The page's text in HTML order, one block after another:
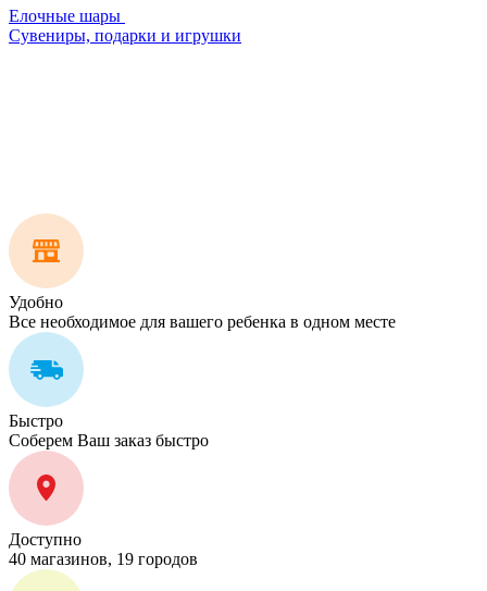
Елочные шары
Сувениры, подарки и игрушки
Удобно
Все необходимое для вашего ребенка в одном месте
Быстро
Соберем Ваш заказ быстро
Доступно
40 магазинов, 19 городов